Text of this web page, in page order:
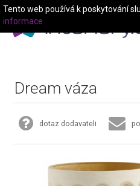
Dream váza
dotaz dodavateli
Tento web používá k poskytování
informace